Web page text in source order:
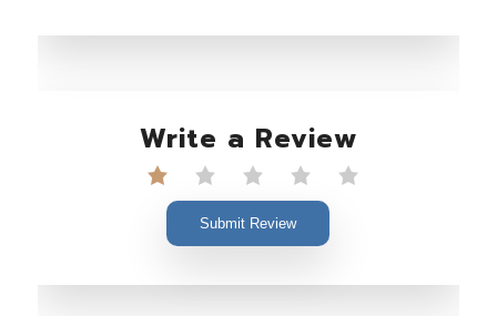
Write a Review
Submit Review